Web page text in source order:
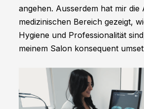
angehen. Ausserdem hat mir die
medizinischen Bereich gezeigt,
Hygiene und Professionalität
meinem Salon konsequent